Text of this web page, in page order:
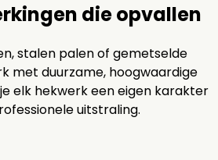
die opvallen
stalen palen of gemetselde
met duurzame, hoogwaardige
elk hekwerk een eigen karakter
uitstraling.